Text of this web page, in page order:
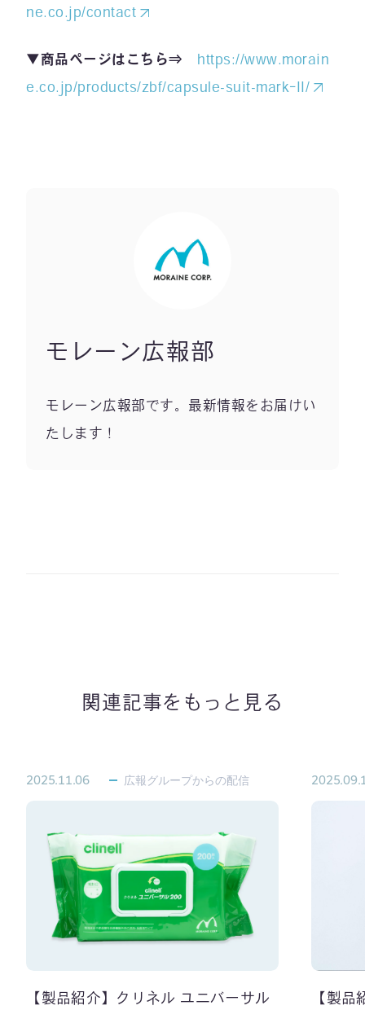
ne.co.jp/contact
▼商品ページはこちら⇒
https://www.morain
e.co.jp/products/zbf/capsule-suit-markｰII/
モレーン広報部
モレーン広報部です。最新情報をお届けい
たします！
関連記事をもっと見る
2025.11.06 広報グループからの配信
【製品紹介】クリネル ユニバーサル
【製